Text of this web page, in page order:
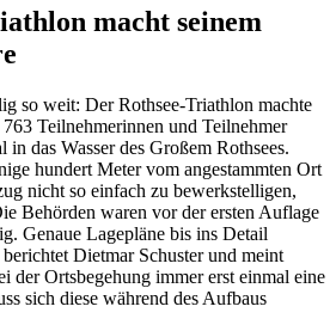
macht seinem
so weit: Der Rothsee-Triathlon machte
Teilnehmerinnen und Teilnehmer
in das Wasser des Großem Rothsees.
hundert Meter vom angestammten Ort
nicht so einfach zu bewerkstelligen,
Behörden waren vor der ersten Auflage
Genaue Lagepläne bis ins Detail
Dietmar Schuster und meint
der Ortsbegehung immer erst einmal eine
sich diese während des Aufbaus